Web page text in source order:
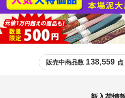
販売中商品数 138,559